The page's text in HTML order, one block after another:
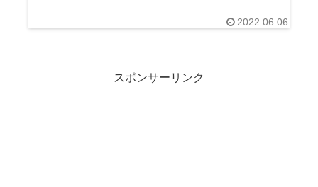
2022.06.06
スポンサーリンク